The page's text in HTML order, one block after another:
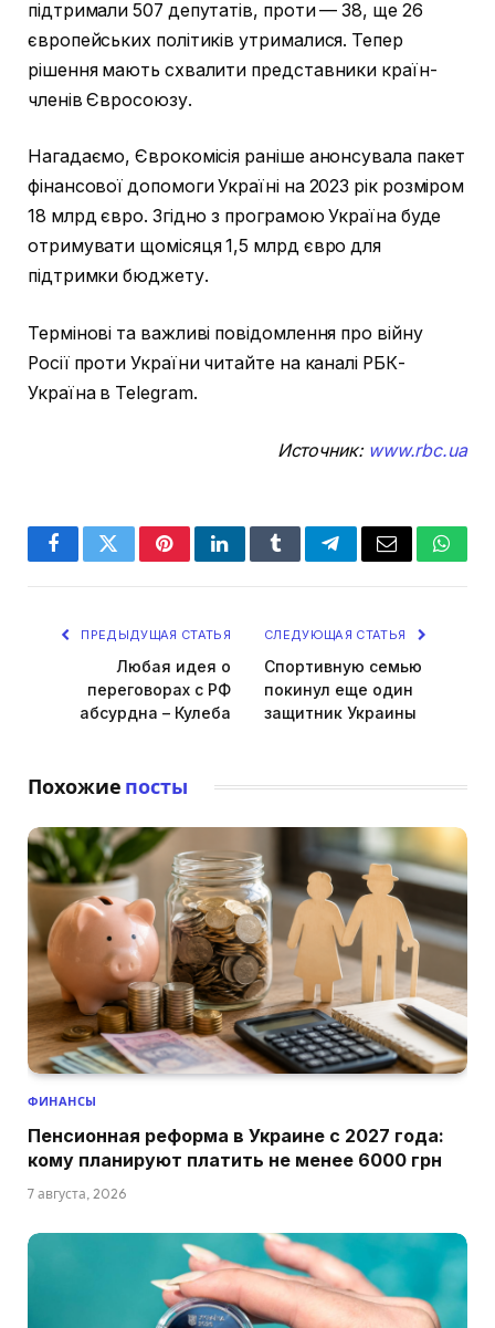
підтримали 507 депутатів, проти — 38, ще 26
європейських політиків утрималися. Тепер
рішення мають схвалити представники країн-
членів Євросоюзу.
Нагадаємо, Єврокомісія раніше анонсувала пакет
фінансової допомоги Україні на 2023 рік розміром
18 млрд євро. Згідно з програмою Україна буде
отримувати щомісяця 1,5 млрд євро для
підтримки бюджету.
Термінові та важливі повідомлення про війну
Росії проти України читайте на каналі РБК-
Україна в Telegram.
Источник: www.rbc.ua
FacebookTwitterPinterestLinkedInTumblrTelegramEmail
ПРЕДЫДУЩАЯ СТАТЬЯ
Любая идея о
переговорах с РФ
абсурдна – Кулеба
СЛЕДУЮЩАЯ СТАТЬЯ
Спортивную семью
покинул еще один
защитник Украины
Похожие посты
ФИНАНСЫ
Пенсионная реформа в Украине с 2027 года:
кому планируют платить не менее 6000 грн
7 августа, 2026